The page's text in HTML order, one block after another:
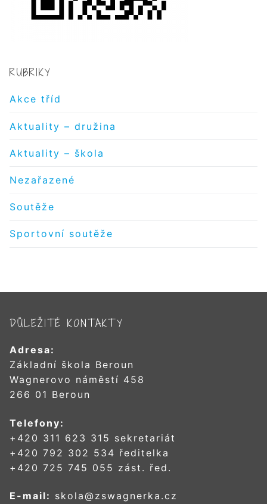
RUBRIKY
Akce tříd
Aktuality – družina
Aktuality – škola
Nezařazené
Soutěže
Sportovní soutěže
DŮLEŽITÉ KONTAKTY
Adresa:
Základní škola Beroun
Wagnerovo náměstí 458
266 01 Beroun
Telefony:
+420 311 623 315 sekretariát
+420 792 302 534 ředitelka
+420 725 745 055 zást. řed.
E-mail: skola@zswagnerka.cz